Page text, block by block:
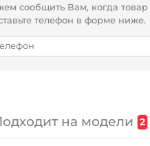
сообщить Вам, когда товар
телефон в форме ниже.
на модели 2